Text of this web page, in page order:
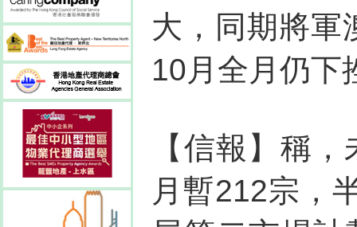
大，同期將軍
10月全月仍下
【信報】稱
月暫212宗，